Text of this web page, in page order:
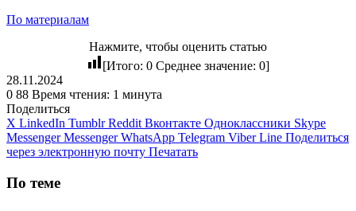
По материалам
Нажмите, чтобы оценить статью
[Итого: 0 Среднее значение: 0]
28.11.2024
0 88 Время чтения: 1 минута
Поделиться
X LinkedIn Tumblr Reddit Вконтакте Одноклассники Skype
Messenger Messenger WhatsApp Telegram Viber Line Поделиться
через электронную почту Печатать
По теме